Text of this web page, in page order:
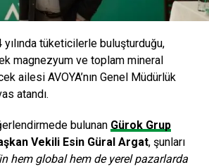
ürüne değer katan ve marka
firmaların başarısında rol
biri . Tasarım ile hayatı
spesifik ihtiyaçlarına yanıt veren
BSH grubunda da ürün tasarımı
anlayışı görsel çekiciliğin yanısıra
ve kalite kavramlarını da ön plana
de uyguladığımız bu
yılında tüketicilerle buluşturduğu,
magnezyum ve toplam mineral
ailesi AVOYA’nın Genel Müdürlük
atandı.
bulunan Gürok Grup
Vekili Esin Güral Argat, şunları
hem global hem de yerel pazarlarda